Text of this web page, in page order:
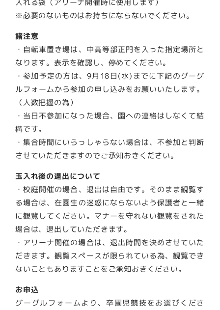
入れる袋（アリーナ開催時に使用します）
※必要のないものはお持ちにならないでください。
諸注意
・自転車置き場は、中高等部正門を入った指定場所と
なります。表示を確認し、停めてください。
・参加予定の方は、9月18日(水)までに下記のグーグ
ルフォームから参加の申し込みをお願いいたします。
（人数把握の為）
・当日不参加になった場合、園への連絡はしなくて結
構です。
・集合時間にいらっしゃらない場合は、不参加と判断
させていただきますのでご承知おきください。
玉入れ後の退出について
・校庭開催の場合、退出は自由です。そのまま観覧す
る場合は、在園生の迷惑にならないよう保護者と一緒
に観覧してください。マナーを守れない観覧をされた
場合は、退出していただきます。
・アリーナ開催の場合は、退出時間を決めさせていた
だきます。観覧スペースが限られている為、観覧でき
ないこともありますことをご承知おきください。
お申込
グーグルフォームより、卒園児競技をお選びくださ